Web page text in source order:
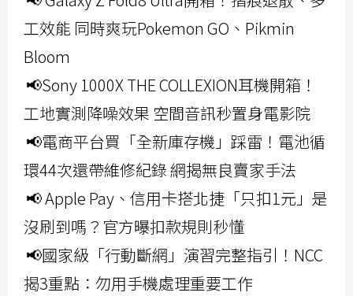
工效能 同時爽玩Pokemon GO、Pikmin
Bloom
📢Sony 1000X THE COLLEXION耳機開箱！
工地實測降噪效果 空間音訊秒置身電影院
📢電商平台買「全新庫存機」踩雷！電池循
環44次還帶維修紀錄 網揭無良賣家手法
📢 Apple Pay、信用卡搭北捷「只扣1元」是
沒刷到嗎？官方曝扣款規則秒懂
📢國家級「行動斷網」演習完整指引！NCC
揭3重點：勿用手機處理重要工作